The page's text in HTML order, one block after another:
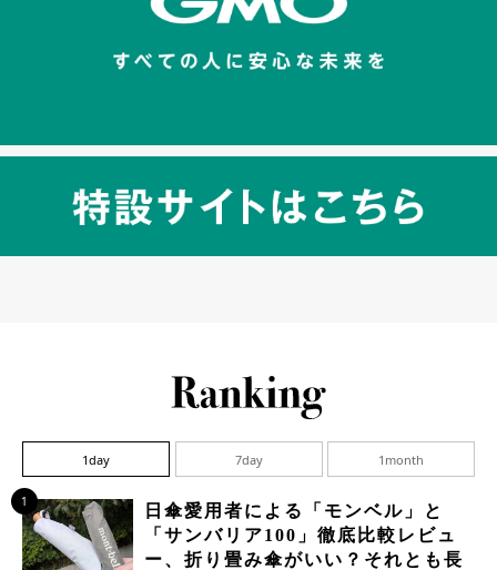
1day 7day 1month
1
日傘愛用者による「モンベル」と
「サンバリア100」徹底比較レビュ
ー、折り畳み傘がいい？それとも長